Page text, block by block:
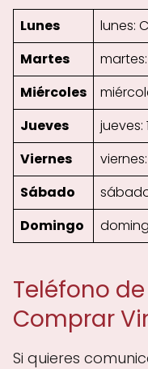
Lunes
lunes:
Martes
martes:
Miércoles
Jueves
jueves:
Viernes
viernes:
Sábado
Domingo
Teléfono
Comprar
Si quieres